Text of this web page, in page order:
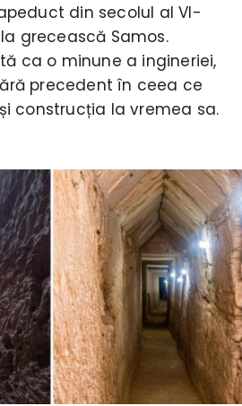
din secolul al VI-
grecească Samos.
ca o minune a ingineriei,
precedent în ceea ce
construcția la vremea sa.